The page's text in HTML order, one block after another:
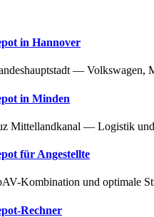
in Hannover
— Volkswagen,
in Minden
Mittellandkanal — Logistik
für Angestellte
Kombination und optimale
Rechner